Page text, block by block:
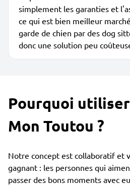
simplement les garanties et
ce qui est bien meilleur
garde de chien par des dog
donc une solution peu
Pourquoi
Mon Toutou ?
Notre concept est collaboratif et
gagnant : les personnes qui
passer des bons moments avec